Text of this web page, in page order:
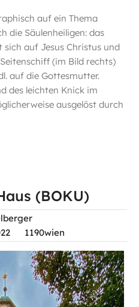
auf ein Thema
die Säulenheiligen: das
auf Jesus Christus und
(im Bild rechts)
auf die Gottesmutter.
des leichten Knick im
ausgelöst durch
(BOKU)
1190wien